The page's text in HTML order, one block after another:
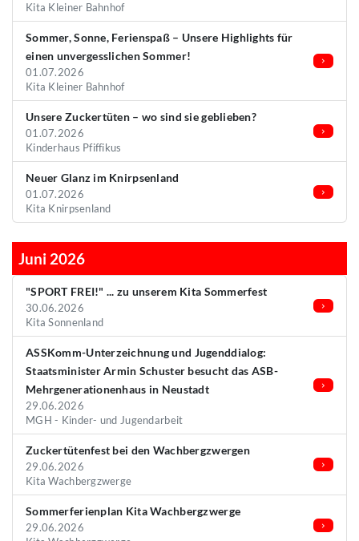
Kita Kleiner Bahnhof
Sommer, Sonne, Ferienspaß – Unsere Highlights für
einen unvergesslichen Sommer!
01.07.2026
Kita Kleiner Bahnhof
Unsere Zuckertüten – wo sind sie geblieben?
01.07.2026
Kinderhaus Pfiffikus
Neuer Glanz im Knirpsenland
01.07.2026
Kita Knirpsenland
Juni 2026
"SPORT FREI!" ... zu unserem Kita Sommerfest
30.06.2026
Kita Sonnenland
ASSKomm-Unterzeichnung und Jugenddialog:
Staatsminister Armin Schuster besucht das ASB-
Mehrgenerationenhaus in Neustadt
29.06.2026
MGH - Kinder- und Jugendarbeit
Zuckertütenfest bei den Wachbergzwergen
29.06.2026
Kita Wachbergzwerge
Sommerferienplan Kita Wachbergzwerge
29.06.2026